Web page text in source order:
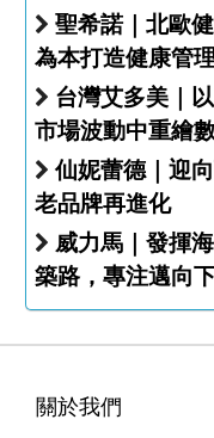
聖希諾｜北歐健康
為本打造健康管
台灣艾多美｜以
市場波動中重繪
仙妮蕾德｜迎向下個長
老品牌再進化
威力馬｜發揮海龜精神 以文
築路，專注邁向
關於我們